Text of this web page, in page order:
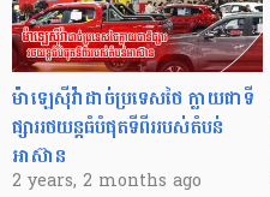
ម៉ាឡេស៊ីវ៉ាដាច់ប្រទេសថៃ ក្លាយជាទី
ផ្សាររថយន្តធំបំផុតទីពីររបស់តំបន់
អាស៊ាន
2 years, 2 months ago